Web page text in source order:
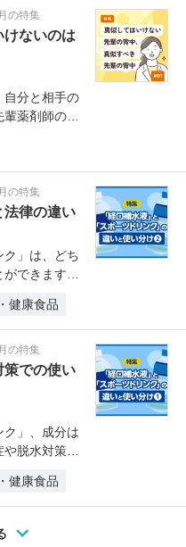
の特集
けないのは
自分と相手の
輩薬剤師の
の特集
法律の違い
ク」は、どち
ができます
健康食品
の特集
策での使い
ク」、成分は
脱水対策に
健康食品